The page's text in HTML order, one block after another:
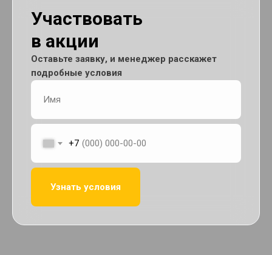
Участвовать
в акции
Оставьте заявку, и менеджер расскажет
подробные условия
+7
Узнать условия